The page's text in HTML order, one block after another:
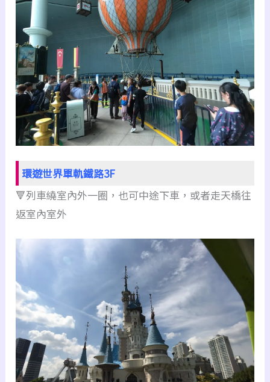
環遊世界單軌鐵路3F
🔻列車繞室內外一圈，也可中途下車，或者走天橋往
返室內室外